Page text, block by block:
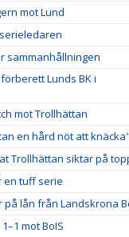
mot Lund
sammanhållningen
förberett Lunds BK i
mot Trollhättan
en hård nöt att knäcka"
Trollhättan siktar på
en tuff serie
lån från Landskrona
mot BoIS